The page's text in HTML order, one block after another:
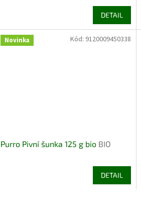
DETAIL
Novinka
Purro Pivní šunka 125 g bio BIO
DETAIL
Kód: 9120009450338